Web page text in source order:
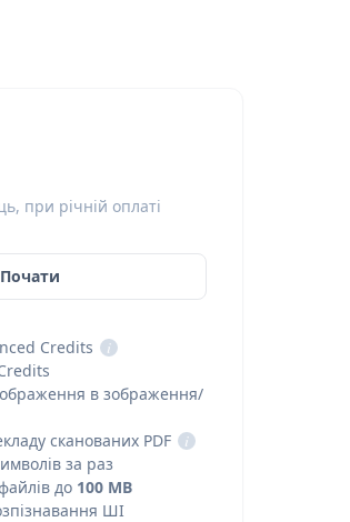
при річній оплаті
Почати
Credits
i
в зображення/
сканованих PDF
i
за раз
до 100 MB
ШІ